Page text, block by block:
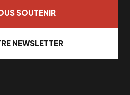
SOUTENIR
NEWSLETTER